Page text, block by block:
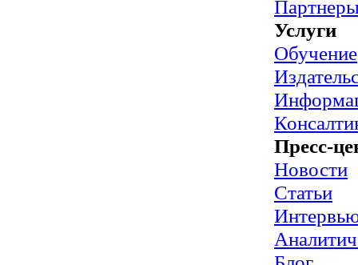
Услуги
Обучение
Пресс-
Новости
Статьи